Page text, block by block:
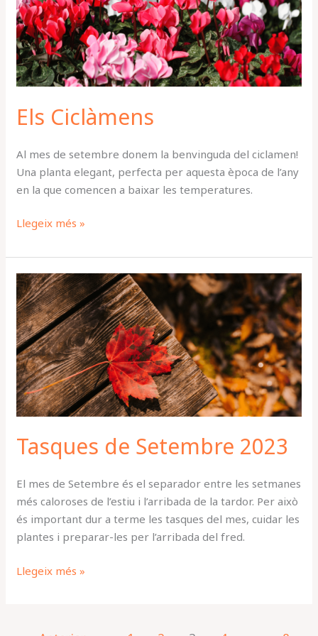
Els Ciclàmens
Al mes de setembre donem la benvinguda del ciclamen!
Una planta elegant, perfecta per aquesta època de l’any
en la que comencen a baixar les temperatures.
Llegeix més »
Tasques de Setembre 2023
El mes de Setembre és el separador entre les setmanes
més caloroses de l’estiu i l’arribada de la tardor. Per això
és important dur a terme les tasques del mes, cuidar les
plantes i preparar-les per l’arribada del fred.
Tasques
de
Setembre
2023
Llegeix més »